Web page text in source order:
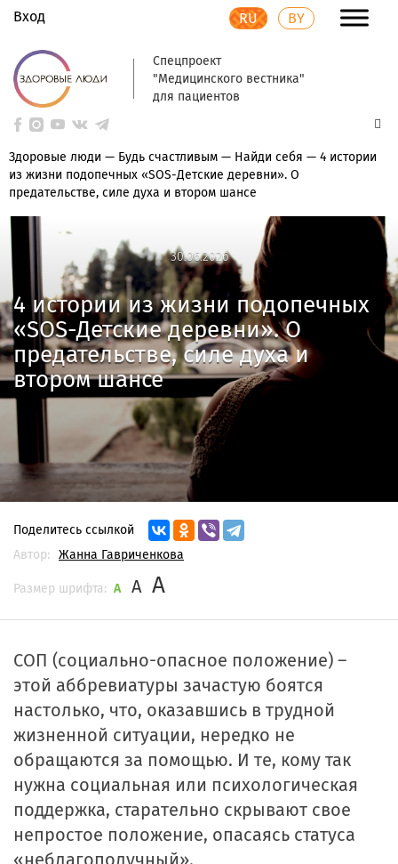
Вход RU BY
Спецпроект
"Медицинского вестника"
для пациентов
Здоровые люди — Будь счастливым — Найди себя — 4 истории
из жизни подопечных «SOS-Детские деревни». О
предательстве, силе духа и втором шансе
30.06.2026
30.06.2026
4 истории из жизни подопечных
«SOS-Детские деревни». О
предательстве, силе духа и
втором шансе
Поделитесь ссылкой
Автор:
Жанна Гавриченкова
Размер шрифта: A A A
СОП (социально-опасное положение) –
этой аббревиатуры зачастую боятся
настолько, что, оказавшись в трудной
жизненной ситуации, нередко не
обращаются за помощью. И те, кому так
нужна социальная или психологическая
поддержка, старательно скрывают свое
непростое положение, опасаясь статуса
«неблагополучный».